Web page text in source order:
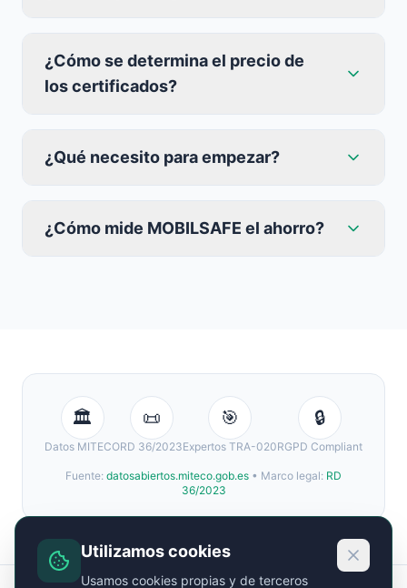
¿Cómo se determina el precio de
los certificados?
¿Qué necesito para empezar?
¿Cómo mide MOBILSAFE el ahorro?
🏛️
Datos MITECO
📜
RD 36/2023
🎯
Expertos TRA-020
🔒
RGPD Compliant
Fuente: datosabiertos.miteco.gob.es • Marco legal: RD
36/2023
Utilizamos cookies
Usamos cookies propias y de terceros